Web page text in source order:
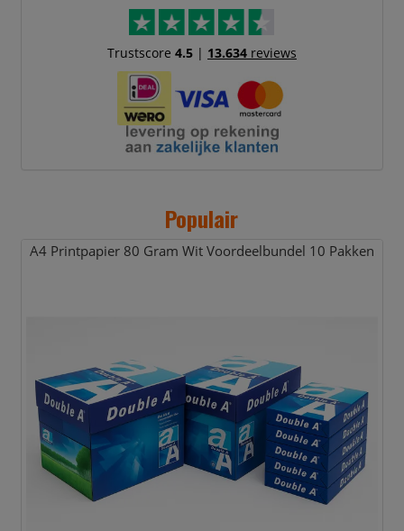
Trustscore 4.5| 13.634reviews
Populair
A4 Printpapier 80 Gram Wit Voordeelbundel 10 Pakken